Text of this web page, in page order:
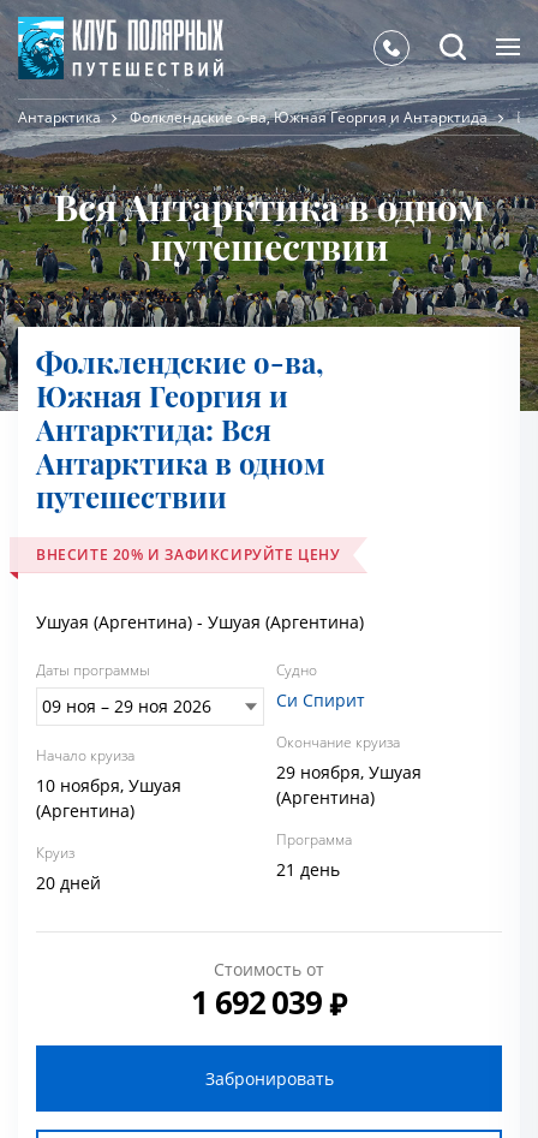
Антарктика Фолклендские о-ва, Южная Георгия и Антарктида
Вся Антарктика в одном
путешествии
Фолклендские о-ва,
Южная Георгия и
Антарктида: Вся
Антарктика в одном
путешествии
ВНЕСИТЕ 20% И ЗАФИКСИРУЙТЕ ЦЕНУ
Ушуая (Аргентина) - Ушуая (Аргентина)
Даты программы
Начало круиза
10 ноября, Ушуая
(Аргентина)
Круиз
20 дней
Судно
Си Спирит
Окончание круиза
29 ноября, Ушуая
(Аргентина)
Программа
21 день
Стоимость от
1 692 039
Забронировать